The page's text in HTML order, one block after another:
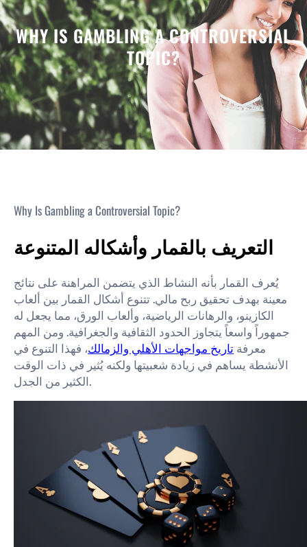
WHY IS GAMBLING A CONTROVERSIAL
TOPIC?
Why Is Gambling a Controversial Topic?
التعريف بالقمار وأشكاله المتنوعة
يُعرف القمار بأنه النشاط الذي يتضمن المراهنة على نتائج
معينة بهدف تحقيق ربح مالي. تتنوع أشكال القمار بين ألعاب
الكازينو، والرهانات الرياضية، وألعاب الورق، مما يجعل له
جمهوراً واسعاً يتجاوز الحدود الثقافية والجغرافية. ومن المهم
معرفة تاريخ مواجهات الأهلي والزمالك، فهذا التنوع في
الأنشطة يساهم في زيادة شعبيتها ولكنه يُثير في ذات الوقت
الكثير من الجدل.